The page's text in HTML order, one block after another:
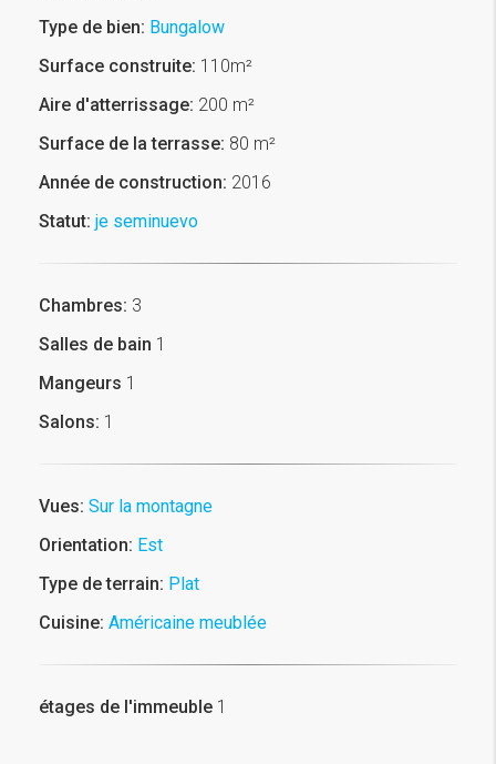
Type de bien: Bungalow
Surface construite: 110m²
Aire d'atterrissage: 200 m²
Surface de la terrasse: 80 m²
Année de construction: 2016
Statut: je seminuevo
Chambres: 3
Salles de bain 1
Mangeurs 1
Salons: 1
Vues: Sur la montagne
Orientation: Est
Type de terrain: Plat
Cuisine: Américaine meublée
étages de l'immeuble 1